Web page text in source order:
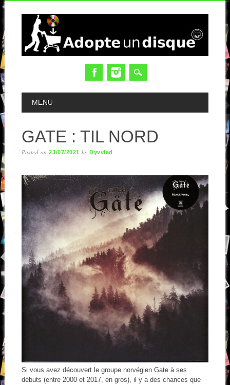
MAIN MENU
MENU
GATE : TIL NORD
Posted on23/07/2021 byDyvvlad
Si vous avez découvert le groupe norvégien Gate à ses
débuts (entre 2000 et 2017, en gros), il y a des chances que